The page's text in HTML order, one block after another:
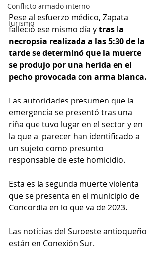
Conflicto armado interno
Turismo
Pese al esfuerzo médico, Zapata
falleció ese mismo día y tras la
necropsia realizada a las 5:30 de la
tarde se determinó que la muerte
se produjo por una herida en el
pecho provocada con arma blanca.
Las autoridades presumen que la
emergencia se presentó tras una
riña que tuvo lugar en el sector y en
la que al parecer han identificado a
un sujeto como presunto
responsable de este homicidio.
Esta es la segunda muerte violenta
que se presenta en el municipio de
Concordia en lo que va de 2023.
Las noticias del Suroeste antioqueño
están en Conexión Sur.